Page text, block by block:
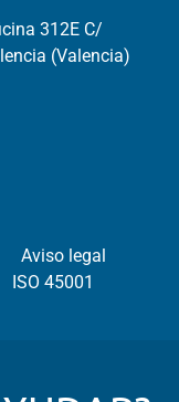
312E C/
(Valencia)
Aviso legal
ISO 45001